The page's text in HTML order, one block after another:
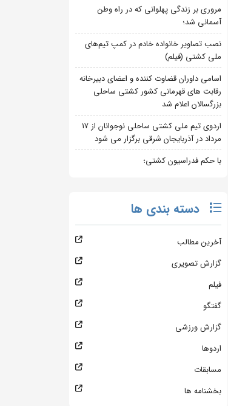
مروری بر زندگی پهلوانی که در راه وطن
آسمانی شد؛
نصب تصاویر خانواده خادم در کمپ تیم‌های
ملی کشتی (فیلم)
اسامی داوران قضاوت کننده و اعضای دبیرخانه
رقابت های قهرمانی کشور کشتی ساحلی
بزرگسالان اعلام شد
اردوی تیم ملی کشتی ساحلی نوجوانان از 17
مرداد در آذربایجان شرقی برگزار می شود
با حکم فدراسیون کشتی؛
دسته بندی ها
آخرین مطالب
گزارش تصویری
فیلم
گفتگو
گزارش ورزشی
اردوها
مسابقات
بخشنامه ها